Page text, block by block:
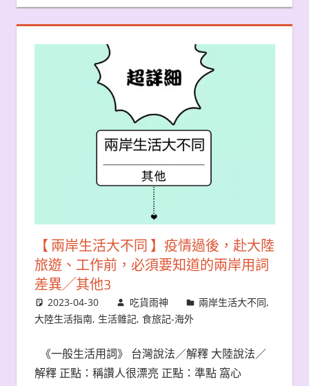
【 兩岸生活大不同 】疫情過後，赴大陸
旅遊、工作前，必須要知道的兩岸用詞
差異╱其他3
2023-04-30 吃貨雨神 兩岸生活大不同,
大陸生活指南, 生活雜記, 食旅記-海外
《一般生活用詞》 台灣說法／解釋 大陸說法／
解釋 正點：稱讚人很漂亮 正點：準點 窩心